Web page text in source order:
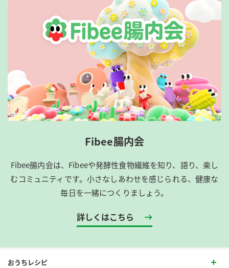
Fibee腸内会
Fibee腸内会は、​Fibeeや発酵性食物繊維を知り、語り、楽し
むコミュニティです。​小さなしあわせを感じられる、健康な
毎日を一緒につくりましょう。
詳しくはこちら
おうちレシピ